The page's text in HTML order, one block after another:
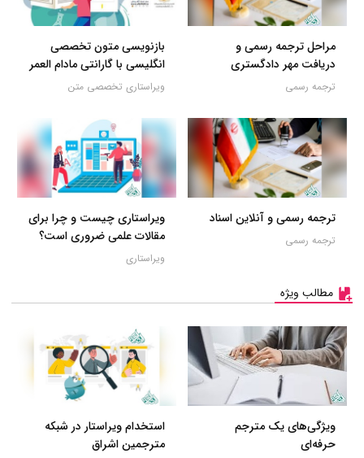
مراحل ترجمه رسمی و
دریافت مهر دادگستری
ترجمه رسمی
بازنویسی متون تخصصی
انگلیسی با گارانتی مادام العمر
ویراستاری تخصصی متن
ترجمه رسمی و آنلاین اسناد
ترجمه رسمی
ویراستاری چیست و چرا برای
مقالات علمی ضروری است؟
ویراستاری
مطالب ویژه
ویژگی‌های یک مترجم
حرفه‌ای
استخدام ویراستار در شبکه
مترجمین اشراق